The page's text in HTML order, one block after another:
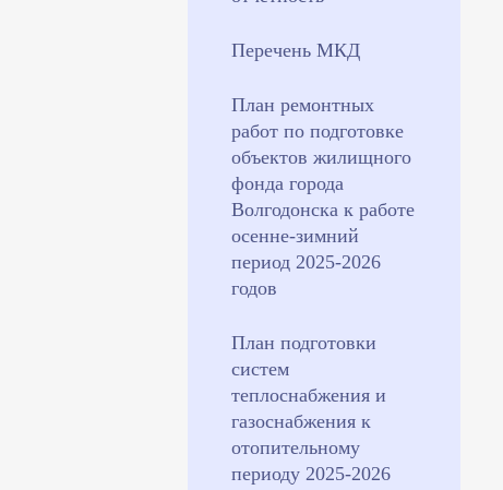
Перечень МКД
План ремонтных
работ по подготовке
объектов жилищного
фонда города
Волгодонска к работе
осенне-зимний
период 2025-2026
годов
План подготовки
систем
теплоснабжения и
газоснабжения к
отопительному
периоду 2025-2026